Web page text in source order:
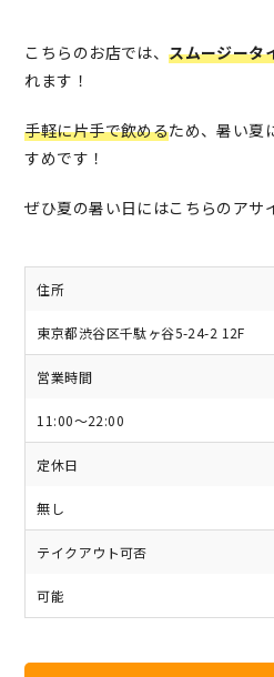
こちらのお店では、スムージータ
れます！
手軽に片手で飲めるため、暑い夏
すめです！
ぜひ夏の暑い日にはこちらのアサ
住所
東京都渋谷区千駄ヶ谷5-24-2 12F
営業時間
11:00～22:00
定休日
無し
テイクアウト可否
可能